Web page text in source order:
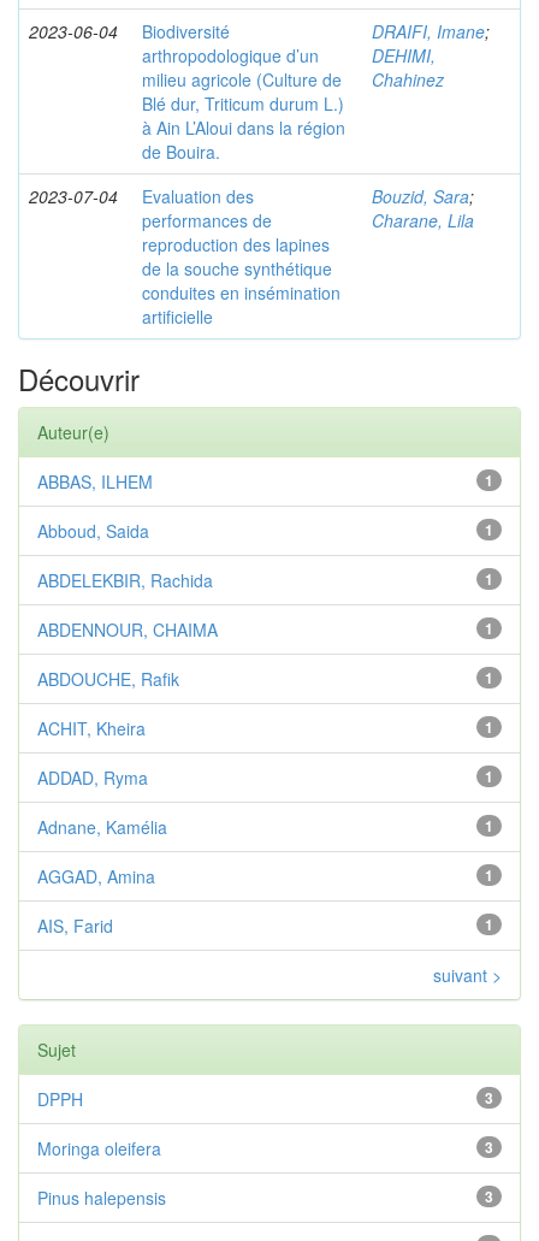
2023-06-04
Biodiversité
arthropodologique d’un
milieu agricole (Culture de
Blé dur, Triticum durum L.)
à Ain L’Aloui dans la région
de Bouira.
DRAIFI, Imane;
DEHIMI,
Chahinez
2023-07-04
Evaluation des
performances de
reproduction des lapines
de la souche synthétique
conduites en insémination
artificielle
Bouzid, Sara;
Charane, Lila
Découvrir
Auteur(e)
1
ABBAS, ILHEM
1
Abboud, Saida
1
ABDELEKBIR, Rachida
1
ABDENNOUR, CHAIMA
1
ABDOUCHE, Rafik
1
ACHIT, Kheira
1
ADDAD, Ryma
1
Adnane, Kamélia
1
AGGAD, Amina
1
AIS, Farid
suivant >
Sujet
3
DPPH
3
Moringa oleifera
3
Pinus halepensis